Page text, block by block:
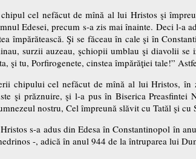
cel nefăcut de mînă al lui Hristos şi
Edesei, precum s-a zis mai înainte. Deci l-
împărătească. Şi se făceau în cale şi în
surzii auzeau, şchiopii umblau şi diavolii se
şi tu, Porfirogenete, cinstea împărăţiei tale!”
chipului cel nefăcut de mînă al lui Hristos,
şi prăznuire, şi l-a pus în Biserica Preasfintei
nostru, Cel împreună slăvit cu Tatăl şi
s-a adus din Edesa în Constantinopol în
-, adică în anul 944 de la întruparea lui